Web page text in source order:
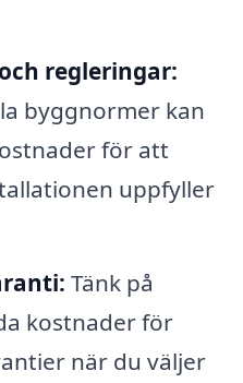
regleringar:
byggnormer kan
för att
uppfyller
Tänk på
kostnader för
när du väljer